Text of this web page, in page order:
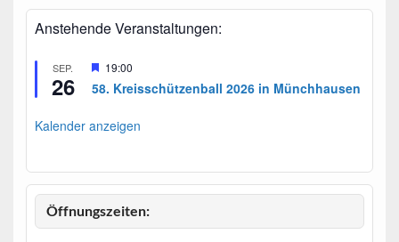
Anstehende Veranstaltungen:
SEP.
26
H
r
o
o
b
19:00
58. Kreisschützenball 2026 in Münchhausen
Kalender anzeigen
Öffnungszeiten: